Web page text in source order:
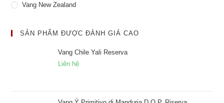
Vang New Zealand
SẢN PHẨM ĐƯỢC ĐÁNH GIÁ CAO
Vang Chile Yali Reserva
Liên hệ